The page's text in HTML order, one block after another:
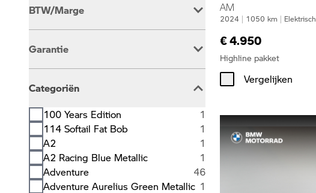
Blauw
92
Bruin
2
Groen
28
Oranje
2
Overig
4
Rood
Wit
71
Zilver
5
Zwart
167
BTW/Marge
BTW Is Niet Aftrekbaar
45
Garantie
BOVAG Garantie
5
Categoriën
100 Years Edition
1
114 Softail Fat Bob
1
A2
1
A2 Racing Blue Metallic
1
Adventure
46
Adventure Aurelius Green Metallic 1
AM
2024 | 1050 km | Elektrisch
€ 4.950
Highline pakket
Vergelijken